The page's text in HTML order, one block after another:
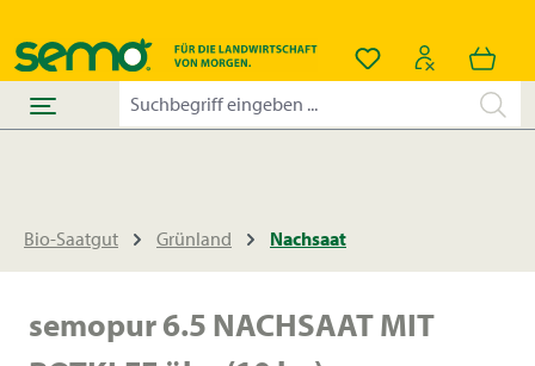
Du hast 0
Bio-Saatgut Grünland Nachsaat
semopur 6.5 NACHSAAT MIT